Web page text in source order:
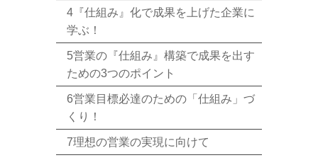
4『仕組み』化で成果を上げた企業に
学ぶ！
5営業の『仕組み』構築で成果を出す
ための3つのポイント
6営業目標必達のための「仕組み」づ
くり！
7理想の営業の実現に向けて